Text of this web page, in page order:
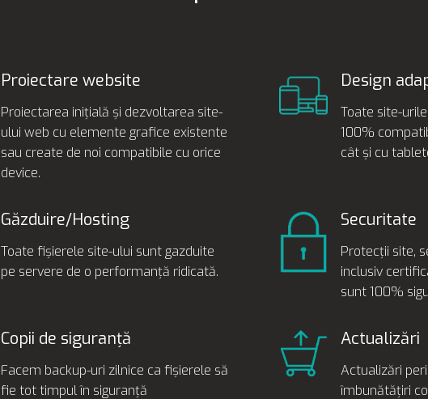
Proiectare website
Proiectarea inițială și dezvoltarea site-
ului web cu elemente grafice existente
sau create de noi compatibile cu orice
device.
Design
Toate site-
100%
cât și cu
Găzduire/Hosting
Toate fișierele site-ului sunt gazduite
pe servere de o performanță ridicată.
Securitate
Protecții site,
inclusiv
sunt 100%
Copii de siguranță
Facem backup-uri zilnice ca fișierele să
fie tot timpul în siguranță
Actualizări
Actualizări
îmbunătățiri